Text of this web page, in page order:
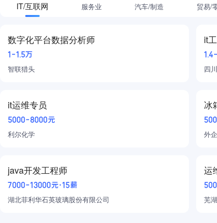
高级管理
房地产/建筑
金融
物流/仓储/司机
汽车
生产制造
能源/环保
IT/互联网 服务业 汽车/制造 贸易/
数字化平台数据分析师
1-1.5万
智联猎头
it
四
it运维专员
5000-8000元
利尔化学
冰
外
java开发工程师
7000-13000元·15薪
湖北菲利华石英玻璃股份有限公司
运
芜